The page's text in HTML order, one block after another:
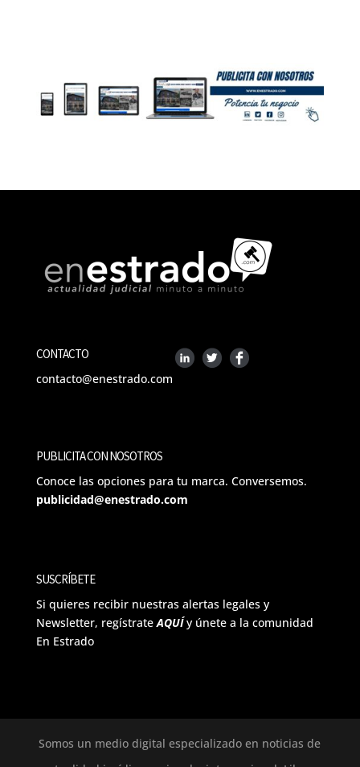
CONTACTO
contacto@enestrado.com
PUBLICITA CON NOSOTROS
Conoce las opciones para tu marca. Conversemos.
publicidad@enestrado.com
SUSCRÍBETE
Si quieres recibir nuestras alertas legales y
Newsletter, regístrateAQUÍ y únete a la comunidad
En Estrado
Somos un medio digital especializado en noticias de